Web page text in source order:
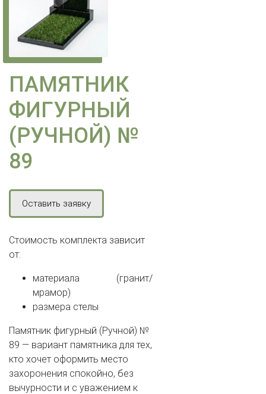
ПАМЯТНИК
ФИГУРНЫЙ
(РУЧНОЙ) №
89
Оставить заявку
Стоимость комплекта зависит
от:
материала (гранит/
мрамор)
размера стелы
Памятник фигурный (Ручной) №
89 — вариант памятника для тех,
кто хочет оформить место
захоронения спокойно, без
вычурности и с уважением к